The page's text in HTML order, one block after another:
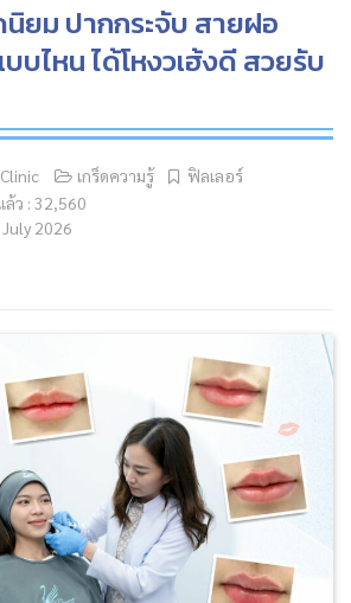
ยม ปากกระจับ สายฝอ
บไหน ได้โหงวเฮ้งดี สวยรับ
เกร็ดความรู้
ฟิลเลอร์
ว : 32,560
2026